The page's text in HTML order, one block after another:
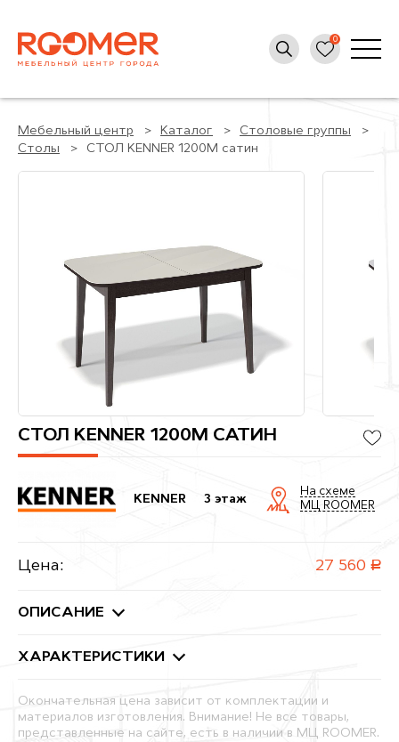
Мебельный центр Каталог
Столовые группы
Столы
СТОЛ KENNER 1200M сатин
СТОЛ KENNER 1200M САТИН
KENNER 3 этаж
На схеме
МЦ ROOMER
Цена: 27 560 руб.
ОПИСАНИЕ
ХАРАКТЕРИСТИКИ
Окончательная цена зависит от комплектации и
материалов изготовления. Внимание! Не все товары,
представленные на сайте, есть в наличии в МЦ ROOMER.